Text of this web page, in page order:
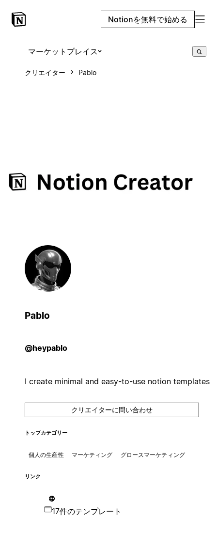
Notionを無料で始める
マーケットプレイス
クリエイター Pablo
Pablo
@heypablo
I create minimal and easy-to-use notion templates
クリエイターに問い合わせ
トップカテゴリー
個人の生産性 マーケティング グロースマーケティング
リンク
17件のテンプレート